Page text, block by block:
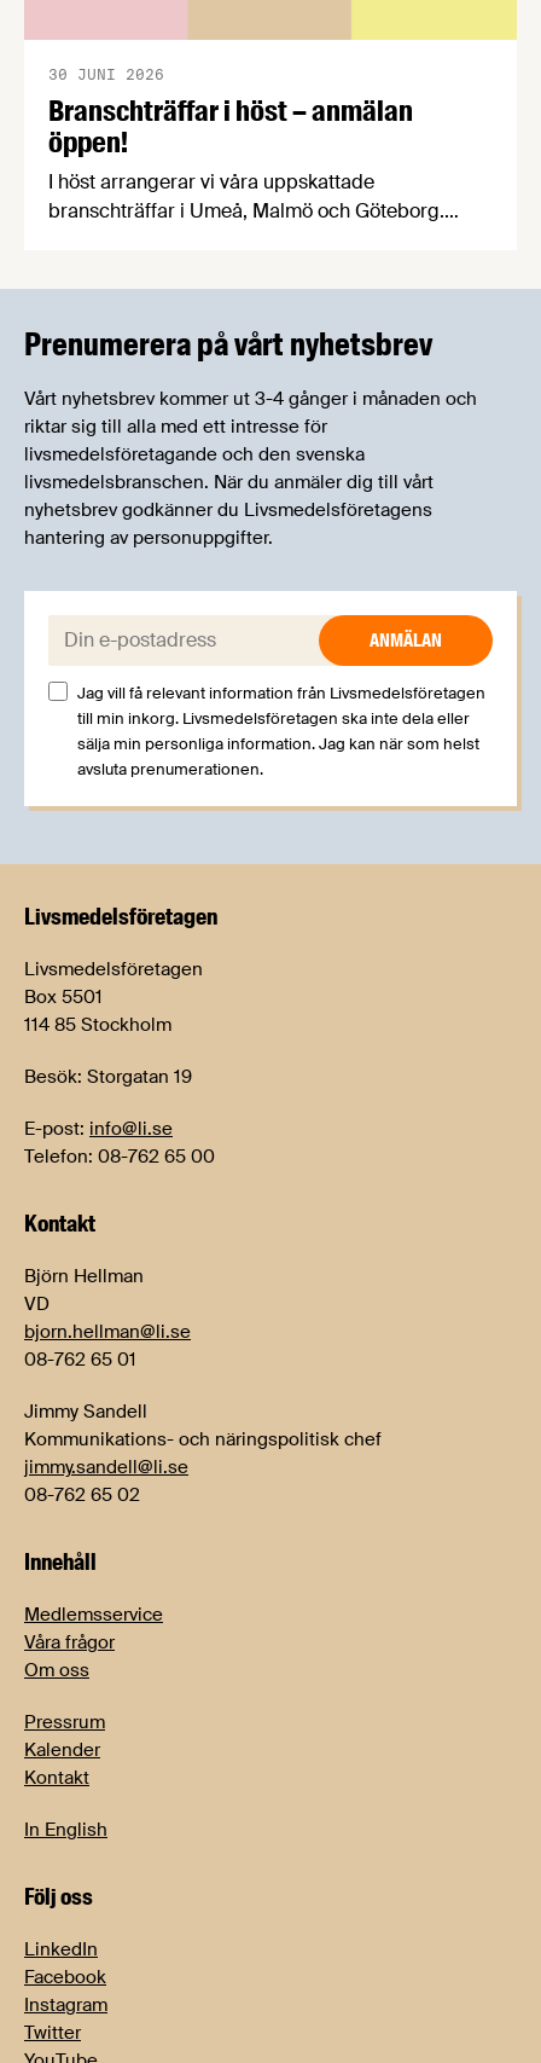
Branschträffar i höst – anmälan
öppen!
30 JUNI 2026
I höst arrangerar vi våra uppskattade
branschträffar i Umeå, Malmö och Göteborg.
Prenumerera på vårt nyhetsbrev
Vårt nyhetsbrev kommer ut 3-4 gånger i månaden och
riktar sig till alla med ett intresse för
livsmedelsföretagande och den svenska
livsmedelsbranschen. När du anmäler dig till vårt
nyhetsbrev godkänner du Livsmedelsföretagens
hantering av personuppgifter.
E-post:
Jag vill få relevant information från Livsmedelsföretagen
till min inkorg. Livsmedelsföretagen ska inte dela eller
sälja min personliga information. Jag kan när som helst
avsluta prenumerationen.
Livsmedels­företagen
Livsmedelsföretagen
Box 5501
114 85 Stockholm
Besök: Storgatan 19
E-post: info@li.se
Telefon: 08-762 65 00
Kontakt
Björn Hellman
VD
bjorn.hellman@li.se
08-762 65 01
Jimmy Sandell
Kommunikations- och näringspolitisk chef
jimmy.sandell@li.se
08-762 65 02
Innehåll
Medlemsservice
Våra frågor
Om oss
Pressrum
Kalender
Kontakt
In English
Följ oss
LinkedIn
Facebook
Instagram
Twitter